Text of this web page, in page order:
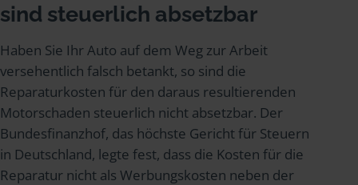
sind steuerlich absetzbar
Haben Sie Ihr Auto auf dem Weg zur Arbeit
versehentlich falsch betankt, so sind die
Reparaturkosten für den daraus resultierenden
Motorschaden steuerlich nicht absetzbar. Der
Bundesfinanzhof, das höchste Gericht für Steuern
in Deutschland, legte fest, dass die Kosten für die
Reparatur nicht als Werbungskosten neben der